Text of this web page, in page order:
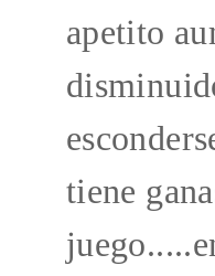
apetito
tiene